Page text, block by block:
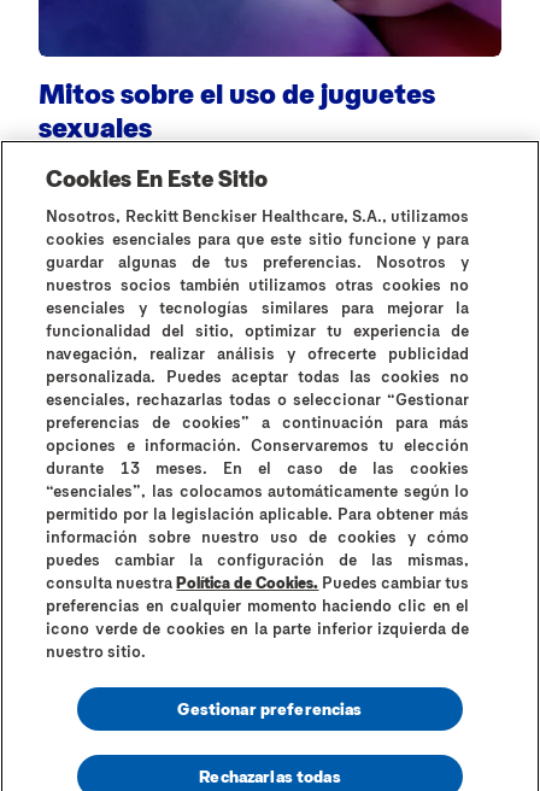
Mitos sobre el uso de juguetes
sexuales
Todos los artículos
¿Por qué Durex?Historia de DurexContáctanos
Preguntas frecuentes
Contraindicaciones e información de uso
Términos y condiciones
Instrucciones de uso y contraindicaciones
Política de cookiesAviso de privacidadMapa del sitio
Cookies En Este Sitio
Nosotros, Reckitt Benckiser Healthcare, S.A., utilizamos
cookies esenciales para que este sitio funcione y para
guardar algunas de tus preferencias. Nosotros y
nuestros socios también utilizamos otras cookies no
esenciales y tecnologías similares para mejorar la
funcionalidad del sitio, optimizar tu experiencia de
navegación, realizar análisis y ofrecerte publicidad
personalizada. Puedes aceptar todas las cookies no
esenciales, rechazarlas todas o seleccionar “Gestionar
preferencias de cookies” a continuación para más
opciones e información. Conservaremos tu elección
durante 13 meses. En el caso de las cookies
“esenciales”, las colocamos automáticamente según lo
permitido por la legislación aplicable. Para obtener más
información sobre nuestro uso de cookies y cómo
puedes cambiar la configuración de las mismas,
consulta nuestraPolítica de Cookies. Puedes cambiar tus
preferencias en cualquier momento haciendo clic en el
icono verde de cookies en la parte inferior izquierda de
nuestro sitio.
Gestionar preferencias
Rechazarlas todas